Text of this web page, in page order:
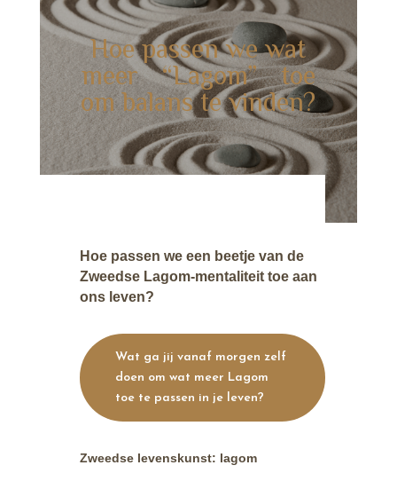
Hoe passen we wat
meer “Lagom” toe
om balans te vinden?
Hoe passen we een beetje van de
Zweedse Lagom-mentaliteit toe aan
ons leven?
Wat ga jij vanaf morgen zelf
doen om wat meer Lagom
toe te passen in je leven?
Zweedse levenskunst: lagom